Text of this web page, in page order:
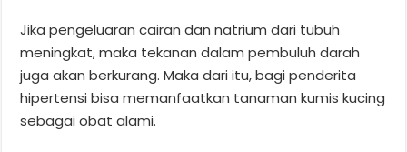
Jika pengeluaran cairan dan natrium dari tubuh
meningkat, maka tekanan dalam pembuluh darah
juga akan berkurang. Maka dari itu, bagi penderita
hipertensi bisa memanfaatkan tanaman kumis kucing
sebagai obat alami.